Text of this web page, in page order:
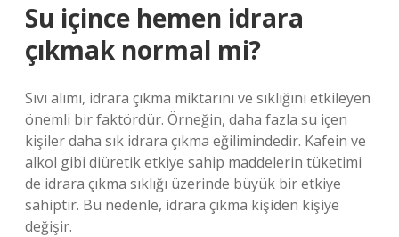
Su içince hemen idrara
çıkmak normal mi?
Sıvı alımı, idrara çıkma miktarını ve sıklığını etkileyen
önemli bir faktördür. Örneğin, daha fazla su içen
kişiler daha sık idrara çıkma eğilimindedir. Kafein ve
alkol gibi diüretik etkiye sahip maddelerin tüketimi
de idrara çıkma sıklığı üzerinde büyük bir etkiye
sahiptir. Bu nedenle, idrara çıkma kişiden kişiye
değişir.